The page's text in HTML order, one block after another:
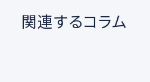
関連するコラム